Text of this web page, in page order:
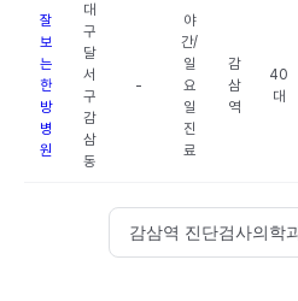
잘
보
는
한
방
병
원
대
구
달
서
구
감
삼
동
-
야
간/
일
요
일
진
료
감
삼
역
40
대
감삼역 진단검사의학